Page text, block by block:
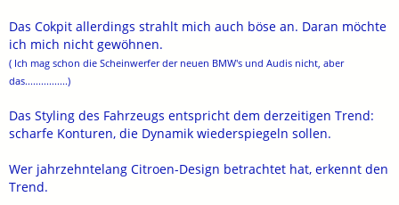
Das Cokpit allerdings strahlt mich auch böse an. Daran möchte
ich mich nicht gewöhnen.
( Ich mag schon die Scheinwerfer der neuen BMW's und Audis nicht, aber
das................)
Das Styling des Fahrzeugs entspricht dem derzeitigen Trend:
scharfe Konturen, die Dynamik wiederspiegeln sollen.
Wer jahrzehntelang Citroen-Design betrachtet hat, erkennt den
Trend.